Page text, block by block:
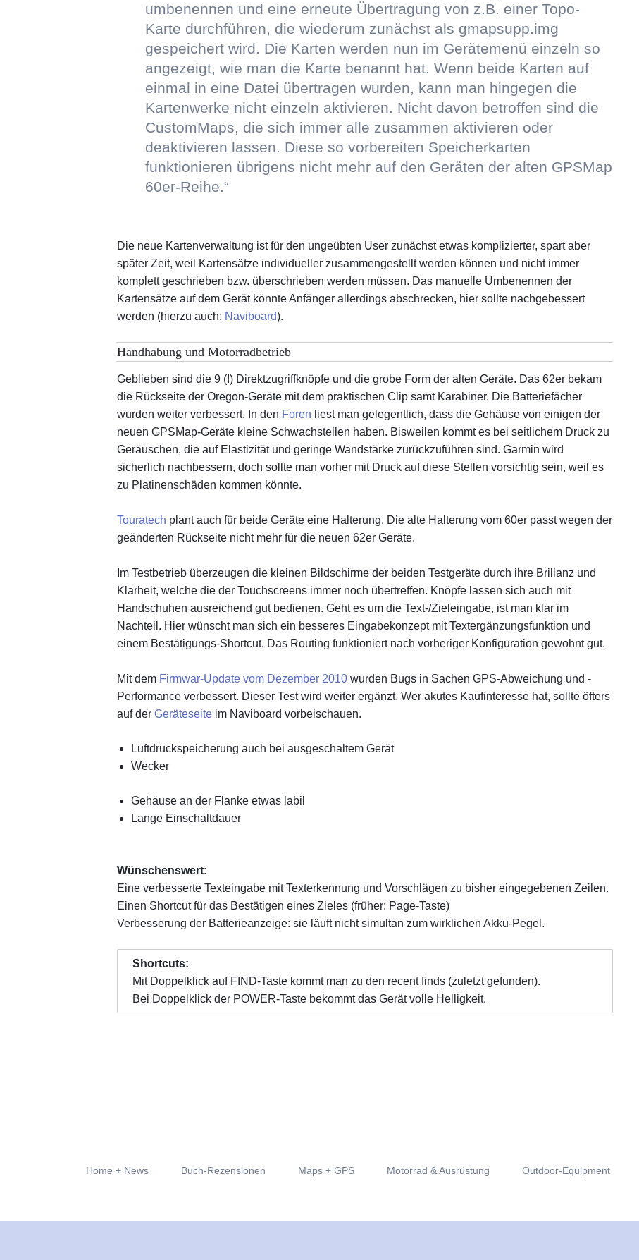
umbenennen und eine erneute Übertragung von z.B. einer Topo-
Karte durchführen, die wiederum zunächst als gmapsupp.img
gespeichert wird. Die Karten werden nun im Gerätemenü einzeln so
angezeigt, wie man die Karte benannt hat. Wenn beide Karten auf
einmal in eine Datei übertragen wurden, kann man hingegen die
Kartenwerke nicht einzeln aktivieren. Nicht davon betroffen sind die
CustomMaps, die sich immer alle zusammen aktivieren oder
deaktivieren lassen. Diese so vorbereiten Speicherkarten
funktionieren übrigens nicht mehr auf den Geräten der alten GPSMap
60er-Reihe.“
Die neue Kartenverwaltung ist für den ungeübten User zunächst etwas komplizierter, spart aber
später Zeit, weil Kartensätze individueller zusammengestellt werden können und nicht immer
komplett geschrieben bzw. überschrieben werden müssen. Das manuelle Umbenennen der
Kartensätze auf dem Gerät könnte Anfänger allerdings abschrecken, hier sollte nachgebessert
werden (hierzu auch: Naviboard).
Handhabung und Motorradbetrieb
Geblieben sind die 9 (!) Direktzugriffknöpfe und die grobe Form der alten Geräte. Das 62er bekam
die Rückseite der Oregon-Geräte mit dem praktischen Clip samt Karabiner. Die Batteriefächer
wurden weiter verbessert. In den Foren liest man gelegentlich, dass die Gehäuse von einigen der
neuen GPSMap-Geräte kleine Schwachstellen haben. Bisweilen kommt es bei seitlichem Druck zu
Geräuschen, die auf Elastizität und geringe Wandstärke zurückzuführen sind. Garmin wird
sicherlich nachbessern, doch sollte man vorher mit Druck auf diese Stellen vorsichtig sein, weil es
zu Platinenschäden kommen könnte.
Touratech plant auch für beide Geräte eine Halterung. Die alte Halterung vom 60er passt wegen der
geänderten Rückseite nicht mehr für die neuen 62er Geräte.
Im Testbetrieb überzeugen die kleinen Bildschirme der beiden Testgeräte durch ihre Brillanz und
Klarheit, welche die der Touchscreens immer noch übertreffen. Knöpfe lassen sich auch mit
Handschuhen ausreichend gut bedienen. Geht es um die Text-/Zieleingabe, ist man klar im
Nachteil. Hier wünscht man sich ein besseres Eingabekonzept mit Textergänzungsfunktion und
einem Bestätigungs-Shortcut. Das Routing funktioniert nach vorheriger Konfiguration gewohnt gut.
Mit dem Firmwar-Update vom Dezember 2010 wurden Bugs in Sachen GPS-Abweichung und -
Performance verbessert. Dieser Test wird weiter ergänzt. Wer akutes Kaufinteresse hat, sollte öfters
auf der Geräteseite im Naviboard vorbeischauen.
Luftdruckspeicherung auch bei ausgeschaltem Gerät
Wecker
Gehäuse an der Flanke etwas labil
Lange Einschaltdauer
Wünschenswert:
Eine verbesserte Texteingabe mit Texterkennung und Vorschlägen zu bisher eingegebenen Zeilen.
Einen Shortcut für das Bestätigen eines Zieles (früher: Page-Taste)
Verbesserung der Batterieanzeige: sie läuft nicht simultan zum wirklichen Akku-Pegel.
Shortcuts:
Mit Doppelklick auf FIND-Taste kommt man zu den recent finds (zuletzt gefunden).
Bei Doppelklick der POWER-Taste bekommt das Gerät volle Helligkeit.
Navigation
Home + News Buch-Rezensionen Maps + GPS Motorrad & Ausrüstung Outdoor-Equipment